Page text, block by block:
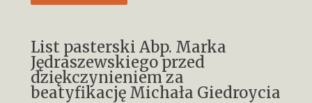
List pasterski Abp. Marka
Jędraszewskiego przed
dziękczynieniem za
beatyfikację Michała Giedroycia